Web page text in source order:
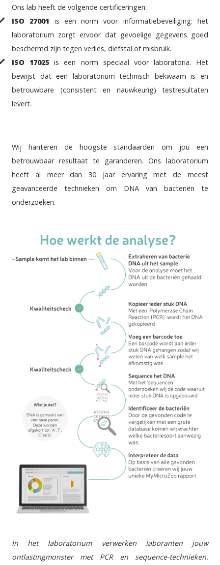
Ons lab heeft de volgende certificeringen:
ISO 27001 is een norm voor informatiebeveiliging: het
laboratorium zorgt ervoor dat gevoelige gegevens goed
beschermd zijn tegen verlies, diefstal of misbruik.
ISO 17025is een norm speciaal voor laboratoria. Het
bewijst dat een laboratorium technisch bekwaam is en
betrouwbare (consistent en nauwkeurig) testresultaten
levert.
Wij hanteren de hoogste standaarden om jou een
betrouwbaar resultaat te garanderen. Ons laboratorium
heeft al meer dan 30 jaar ervaring met de meest
geavanceerde technieken om DNA van bacteriën te
onderzoeken.
In het laboratorium verwerken laboranten jouw
ontlastingmonster met PCR en sequence-technieken.